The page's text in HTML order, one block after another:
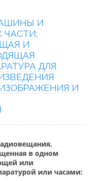
И
ЧАСТИ;
И
ДЛЯ
И
в одном
или
или часами: